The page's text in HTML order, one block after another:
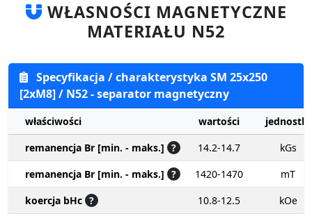
WŁASNOŚCI MAGNETYCZNE
MATERIAŁU N52
Specyfikacja / charakterystyka SM 25x250
[2xM8] / N52 - separator magnetyczny
właściwości wartości
jednostki
remanencja Br [min. - maks.] ? 14.2-14.7
kGs
remanencja Br [min. - maks.] ? 1420-1470
mT
koercja bHc ? 10.8-12.5
kOe